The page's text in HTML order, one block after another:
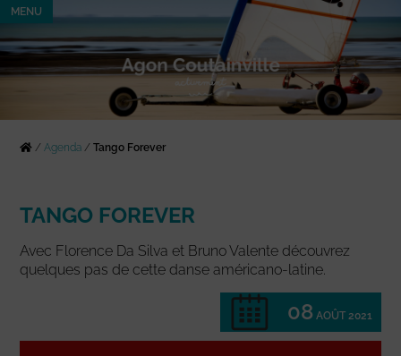
MENU
/Agenda /Tango Forever
TANGO FOREVER
Avec Florence Da Silva et Bruno Valente découvrez
quelques pas de cette danse américano-latine.
08 AOÛT 2021